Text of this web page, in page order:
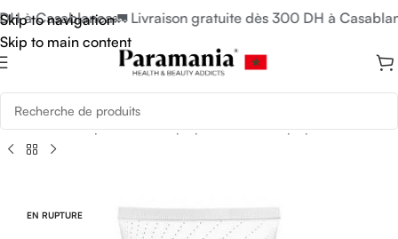
Skip to navigation
Skip to main content
à Casablanca🚛 Livraison gratuite dès 300 DH à
/Soins du Corps/Soins Corps pour Peau Atopique ou Eczéma
EN RUPTURE